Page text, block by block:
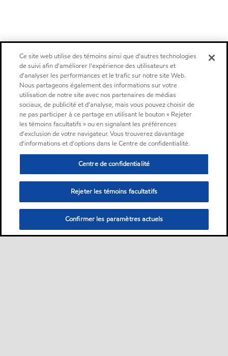
Ce site web utilise des témoins ainsi que d'autres technologies
de suivi afin d'améliorer l'expérience des utilisateurs et
d'analyser les performances et le trafic sur notre site Web.
Nous partageons également des informations sur votre
utilisation de notre site avec nos partenaires de médias
sociaux, de publicité et d'analyse, mais vous pouvez choisir de
ne pas participer à ce partage en utilisant le bouton « Rejeter
les témoins facultatifs » ou en signalant les préférences
d'exclusion de votre navigateur. Vous trouverez davantage
d'informations et d'options dans le Centre de confidentialité.
Centre de confidentialité
Rejeter les témoins facultatifs
Confirmer les paramètres actuels